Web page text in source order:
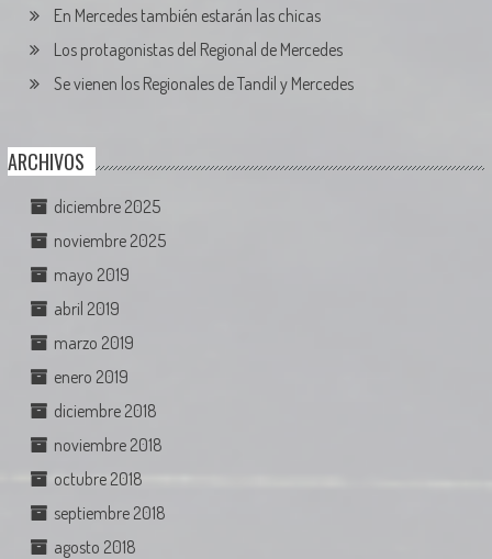
En Mercedes también estarán las chicas
Los protagonistas del Regional de Mercedes
Se vienen los Regionales de Tandil y Mercedes
ARCHIVOS
diciembre 2025
noviembre 2025
mayo 2019
abril 2019
marzo 2019
enero 2019
diciembre 2018
noviembre 2018
octubre 2018
septiembre 2018
agosto 2018